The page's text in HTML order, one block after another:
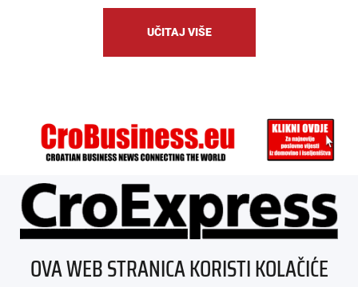
UČITAJ VIŠE
ÜBER UNS
IMPRESSUM
OVA WEB STRANICA KORISTI KOLAČIĆE